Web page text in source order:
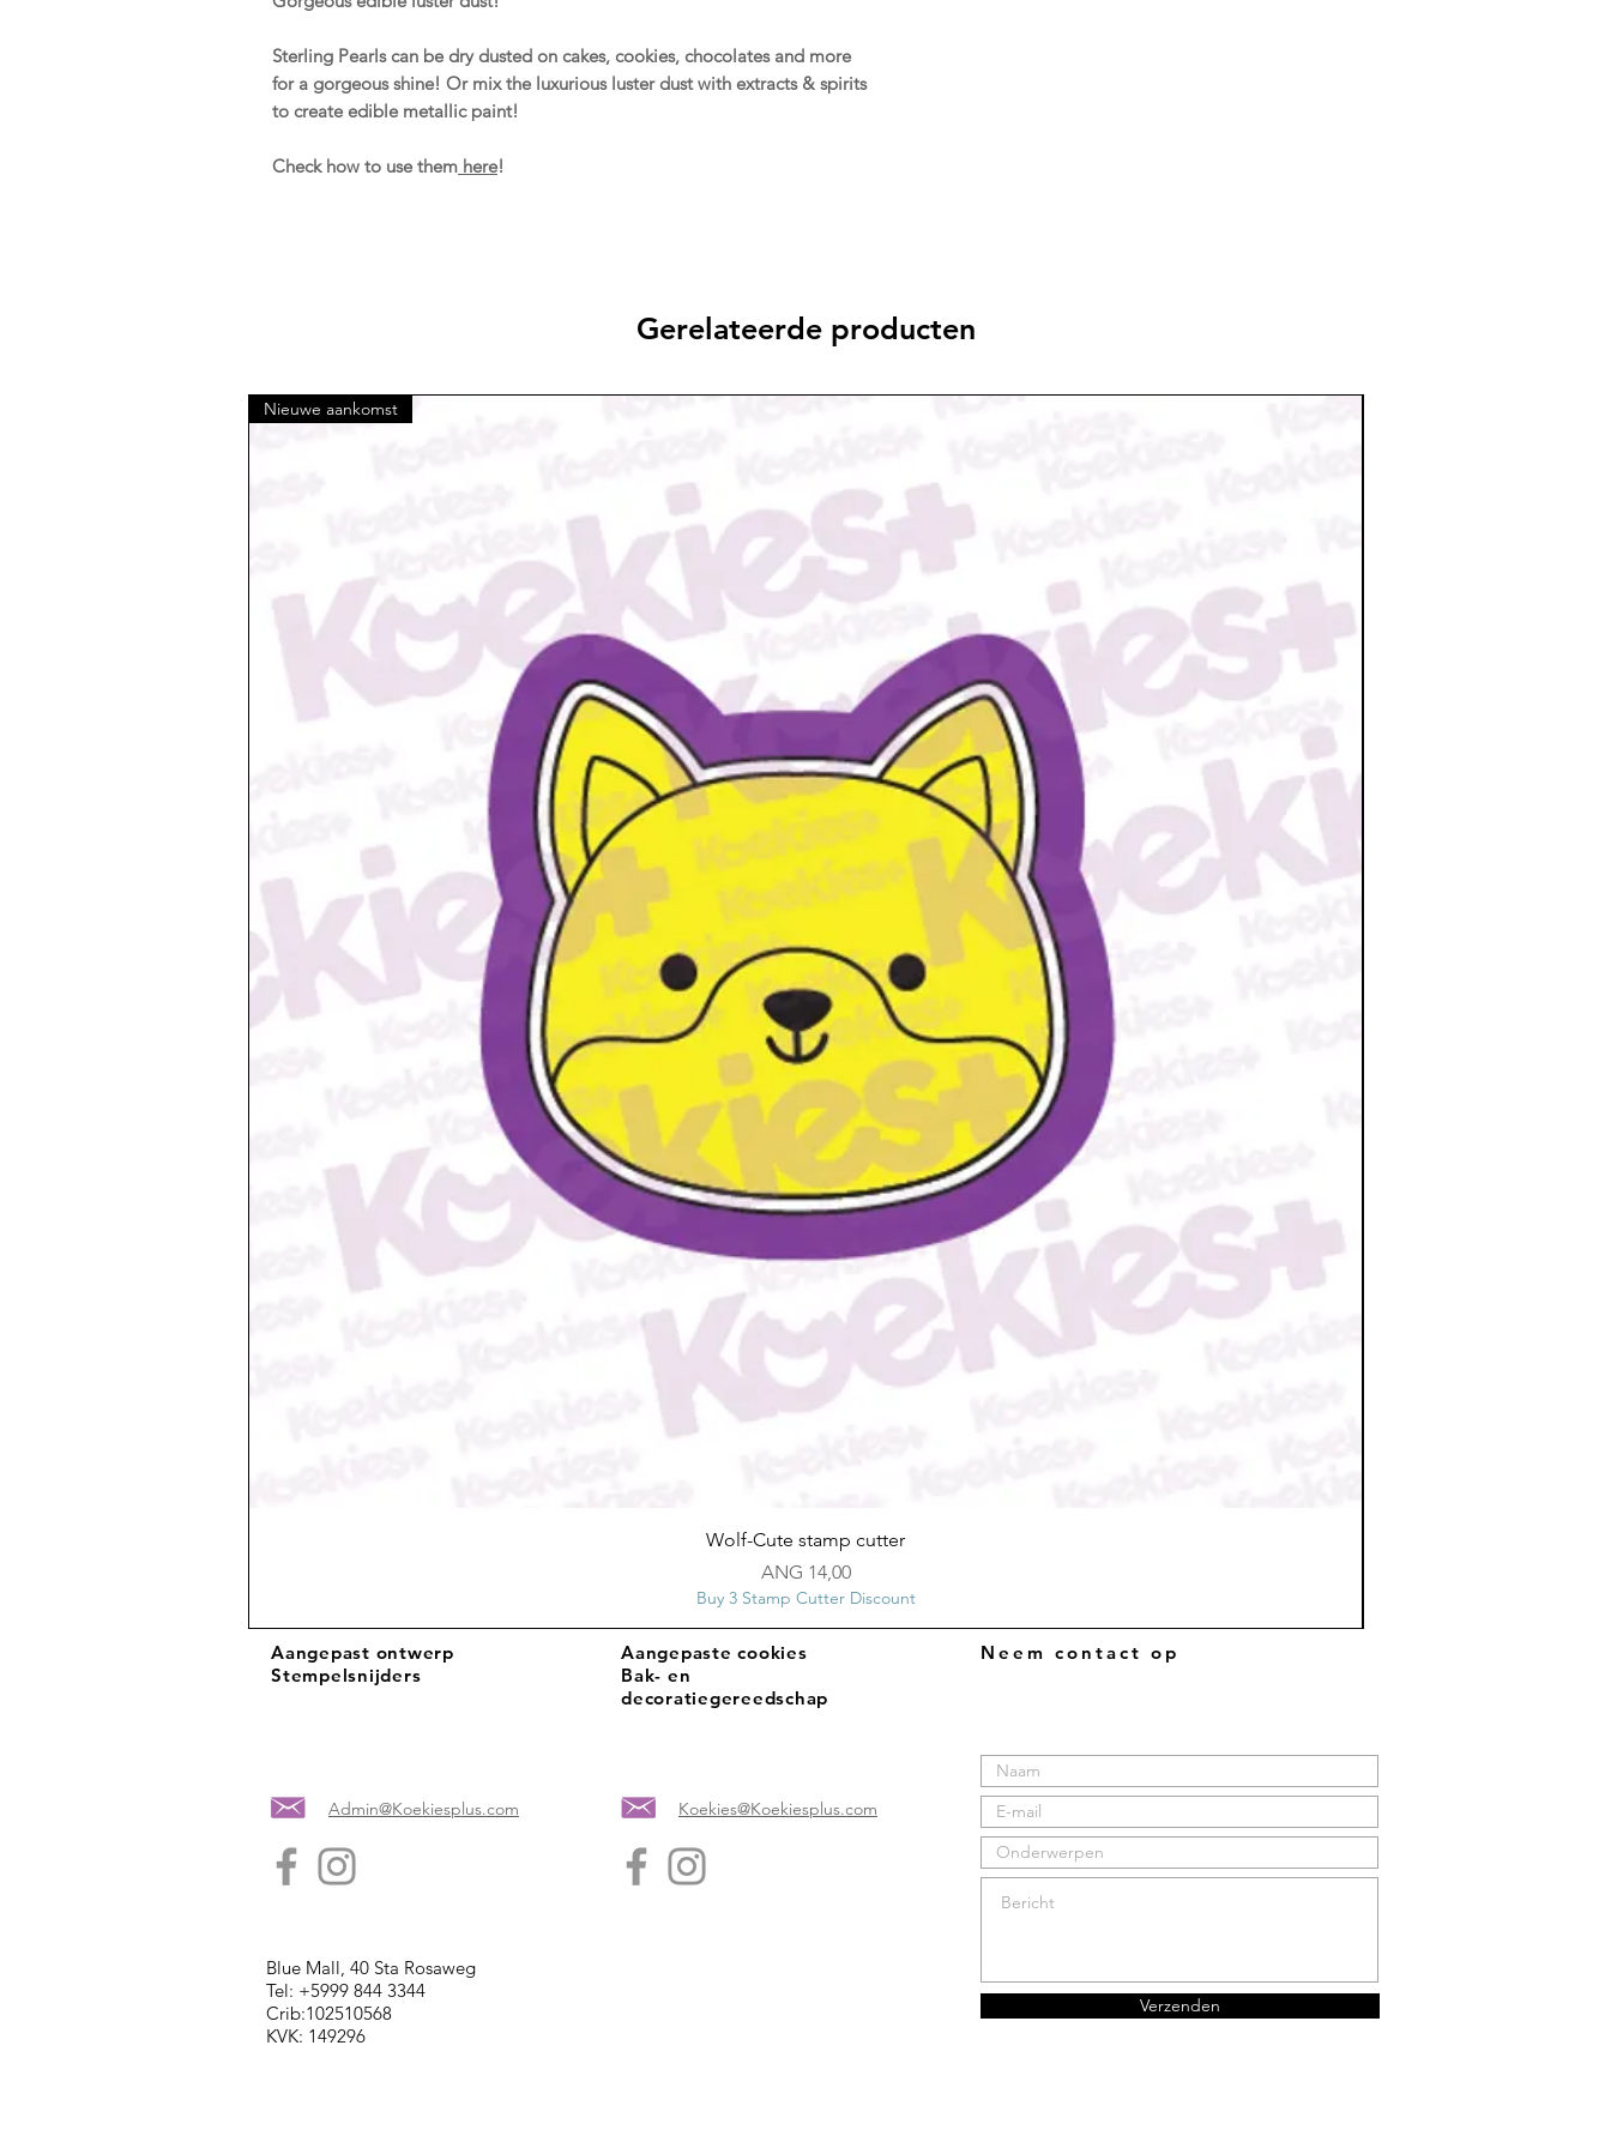
Sterling Pearls can be dry dusted on cakes, cookies, chocolates and more
for a gorgeous shine! Or mix the luxurious luster dust with extracts & spirits
to create edible metallic paint!
Check how to use them here!
Gerelateerde producten
Snel overzicht
Nieuwe aankomst
Wolf-Cute stamp cutter
Prijs
ANG 14,00
Buy 3 Stamp Cutter Discount
Aangepast ontwerp
Stempelsnijders
Admin@Koekiesplus.com
Aangepaste cookies
Bak- en
decoratiegereedschap
Koekies@Koekiesplus.com
Blue Mall, 40 Sta Rosaweg
Tel: +5999 844 3344
Crib:102510568
KVK: 149296
Neem contact op
Verzenden